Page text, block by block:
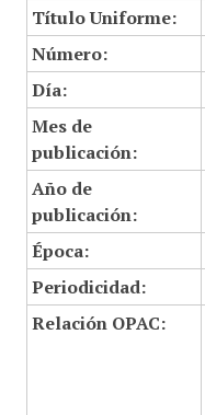
Título Uniforme:
Número:
Día:
Mes de
publicación:
Año de
publicación:
Época:
Periodicidad:
Relación OPAC: